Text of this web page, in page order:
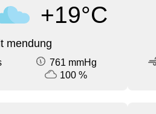
+19°C
mendung
761 mmHg
100 %